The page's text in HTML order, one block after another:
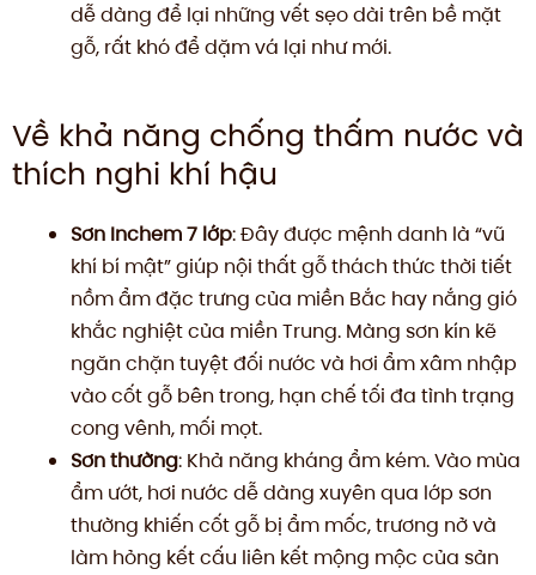
dễ dàng để lại những vết sẹo dài trên bề mặt
gỗ, rất khó để dặm vá lại như mới.
Về khả năng chống thấm nước và
thích nghi khí hậu
Sơn Inchem 7 lớp: Đây được mệnh danh là “vũ
khí bí mật” giúp nội thất gỗ thách thức thời tiết
nồm ẩm đặc trưng của miền Bắc hay nắng gió
khắc nghiệt của miền Trung. Màng sơn kín kẽ
ngăn chặn tuyệt đối nước và hơi ẩm xâm nhập
vào cốt gỗ bên trong, hạn chế tối đa tình trạng
cong vênh, mối mọt.
Sơn thường: Khả năng kháng ẩm kém. Vào mùa
ẩm ướt, hơi nước dễ dàng xuyên qua lớp sơn
thường khiến cốt gỗ bị ẩm mốc, trương nở và
làm hỏng kết cấu liên kết mộng mộc của sản